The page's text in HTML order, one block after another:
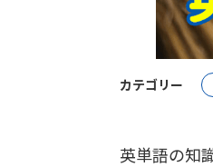
カテゴリー
英単語の知